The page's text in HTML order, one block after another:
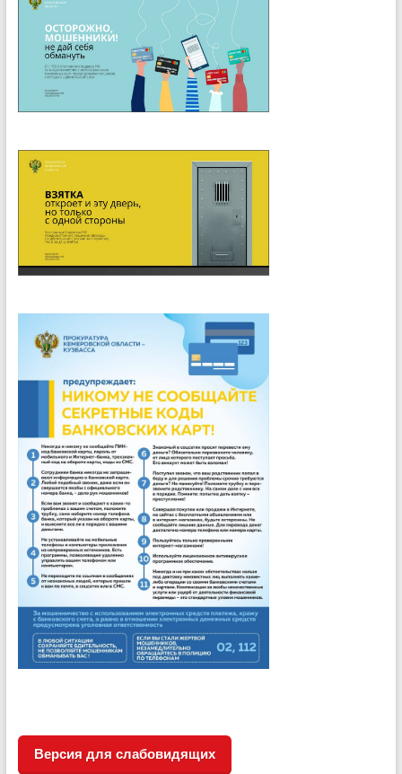
Версия для слабовидящих